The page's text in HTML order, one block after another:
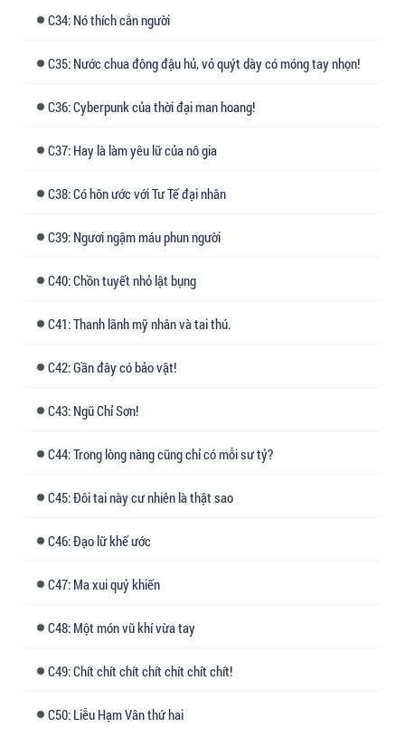
Hướng dẫn đọc:
2. Tu tiên theo lối riêng của tác giả, tác phẩm có
dựa trên cơ sở nào.
3. Cấp bậc tu luyện: Đại Thừa, Địa Tiên, Chân
Thần, Thượng Thần, Thiên Thần.
Nhân vật chính: Hạ Thanh, Bạch Kính Huyền
Tóm tắt một câu: Xuyên thành gian tế tiểu đồ đệ
Chủ đề: Dũng cảm khiêu chiến nhân sinh đại
biến, không phụ thanh xuân, không phụ lý
34: Nó thích cắn người
35: Nước chua đông đậu hủ, vỏ quýt dày có móng tay nhọn!
36: Cyberpunk của thời đại man hoang!
37: Hay là làm yêu lữ của nô gia
38: Có hôn ước với Tư Tế đại nhân
39: Ngươi ngậm máu phun người
40: Chồn tuyết nhỏ lật bụng
41: Thanh lãnh mỹ nhân và tai thú.
42: Gần đây có bảo vật!
43: Ngũ Chỉ Sơn!
44: Trong lòng nàng cũng chỉ có mỗi sư tỷ?
45: Đôi tai này cư nhiên là thật sao
46: Đạo lữ khế ước
47: Ma xui quỷ khiến
48: Một món vũ khí vừa tay
49: Chít chít chít chít chít chít chít!
50: Liễu Hạm Vân thứ hai